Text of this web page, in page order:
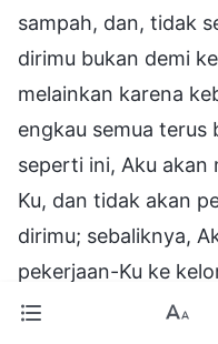
sampah, dan, tidak
dirimu bukan demi
melainkan karena
engkau semua terus
seperti ini, Aku
Ku, dan tidak akan
dirimu; sebaliknya,
pekerjaan-Ku ke
dan dengan